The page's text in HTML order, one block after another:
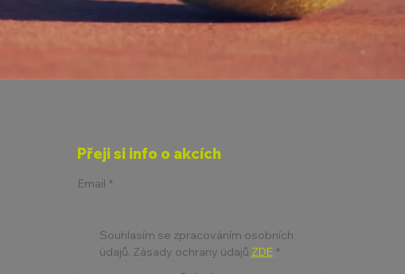
Přeji si info o akcích
Email *
Souhlasím se zpracováním osobních
údajů. Zásady ochrany údajů ZDE *